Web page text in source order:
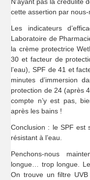
cette assertion par nous-
Les indicateurs
Laboratoire de
la crème protectrice
30 et facteur de
l’eau), SPF de 41 et
minutes d’immersion
protection de 24 (après
compte n’y est pas,
après les bains !
Conclusion : le SPF est
résistant à l’eau.
Penchons-nous
longue… trop longue.
On trouve un filtre